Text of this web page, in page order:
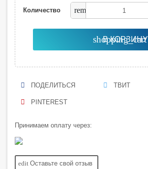
Количество remove
shopping_cart
В КОРЗИНУ
ПОДЕЛИТЬСЯ ТВИТ
PINTEREST
Принимаем оплату через:
edit Оставьте свой отзыв